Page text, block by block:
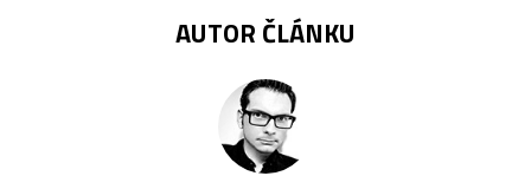
AUTOR ČLÁNKU